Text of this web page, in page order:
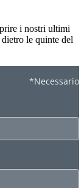
i nostri ultimi
le quinte del
*Necessario